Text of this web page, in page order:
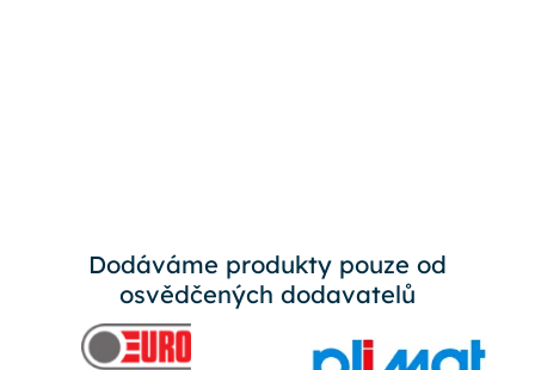
Dodáváme produkty pouze od
osvědčených dodavatelů